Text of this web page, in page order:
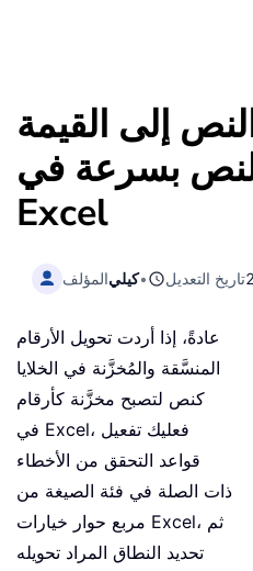
إلى القيمة
بسرعة في
Excel
المؤلفكيلي• تاريخ التعديل
عادةً، إذا أردت تحويل الأرقام
المنسَّقة والمُخزَّنة في الخلايا
كنص لتصبح مخزَّنة كأرقام
في Excel، فعليك تفعيل
قواعد التحقق من الأخطاء
ذات الصلة في فئة الصيغة من
مربع حوار خيارات Excel، ثم
تحديد النطاق المراد تحويله